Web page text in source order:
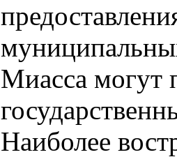
Миасса
Наиболее